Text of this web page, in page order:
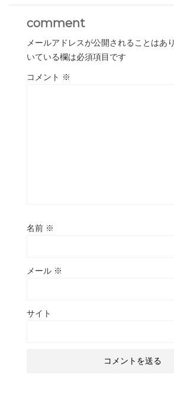
comment
メールアドレスが公開されることはあ
いている欄は必須項目です
コメント ※
名前 ※
メール ※
サイト